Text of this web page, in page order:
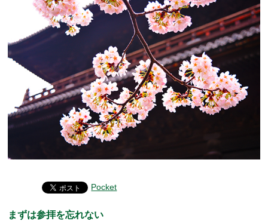
Pocket
まずは参拝を忘れない